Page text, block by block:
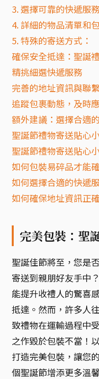
3. 選擇可靠的快遞服
4. 詳細的物品清單和
5. 特殊的寄送方式：
確保安全抵達：聖誕
精挑細選快遞服務
完善的地址資訊與聯
追蹤包裹動態，及時
額外建議：選擇合適
聖誕節禮物寄送貼心
聖誕節禮物寄送貼心
如何包裝易碎品才能
如何選擇合適的快遞
如何確保地址資訊正
完美包裝：聖
聖誕佳節將至，您是
寄送到親朋好友手中
能提升收禮人的驚喜
抵達。然而，許多人
致禮物在運輸過程中
之作毀於包裝不當！
打造完美包裝，讓您
個聖誕節增添更多溫